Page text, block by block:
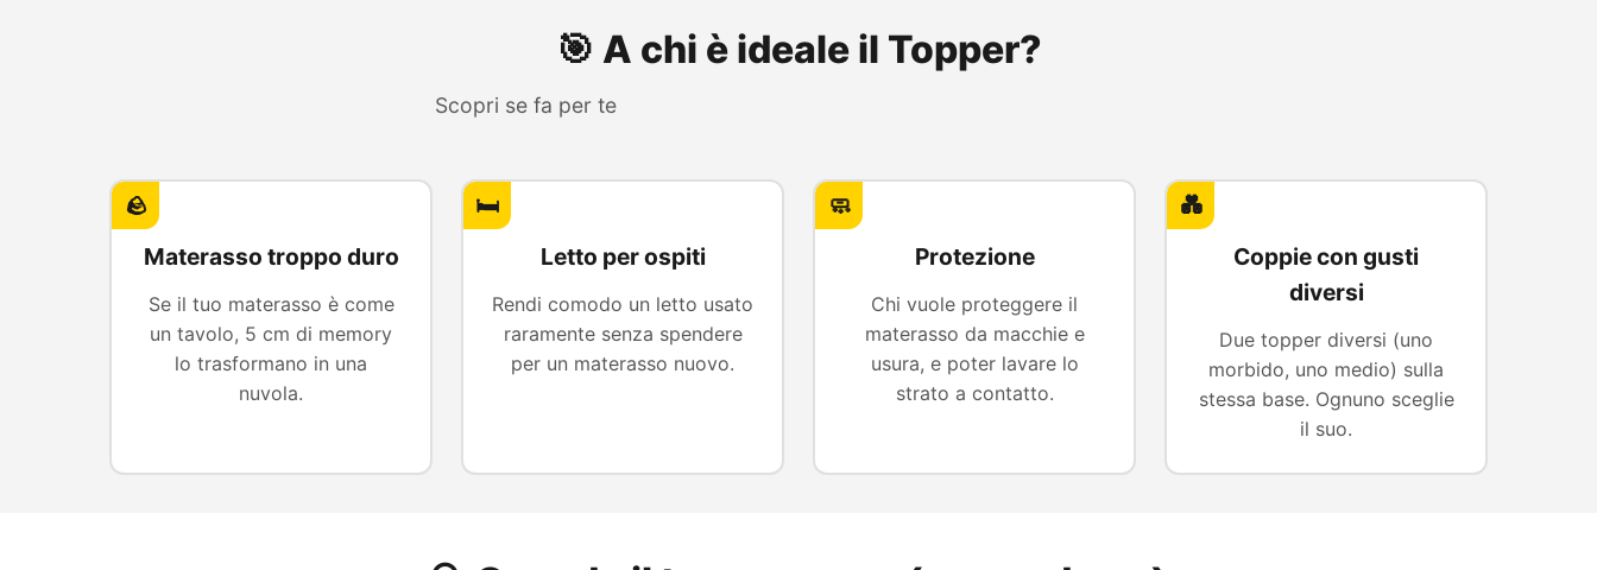
🎯 A chi è ideale il Topper?
Scopri se fa per te
🪨
Materasso troppo duro
Se il tuo materasso è come
un tavolo, 5 cm di memory
lo trasformano in una
nuvola.
🛏️
Letto per ospiti
Rendi comodo un letto usato
raramente senza spendere
per un materasso nuovo.
🧼
Protezione
Chi vuole proteggere il
materasso da macchie e
usura, e poter lavare lo
strato a contatto.
💑
Coppie con gusti
diversi
Due topper diversi (uno
morbido, uno medio) sulla
stessa base. Ognuno sceglie
il suo.